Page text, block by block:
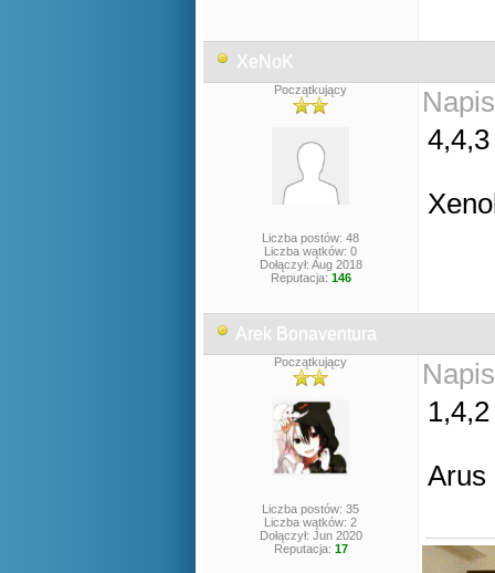
XeNoK
Początkujący
Liczba postów: 48
Liczba wątków: 0
Dołączył: Aug 2018
Reputacja: 146
4,4,3
Arek Bonaventura
Początkujący
Liczba postów: 35
Liczba wątków: 2
Dołączył: Jun 2020
Reputacja: 17
1,4,2
Arus